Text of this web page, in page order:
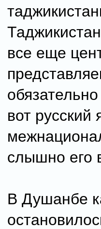
все еще
вот русский
слышно его
В Душанбе